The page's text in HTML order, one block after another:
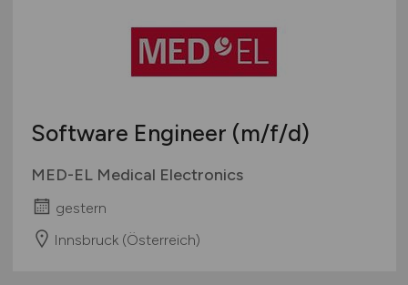
Software Engineer (m/f/d)
MED-EL Medical Electronics
gestern
Innsbruck (Österreich)